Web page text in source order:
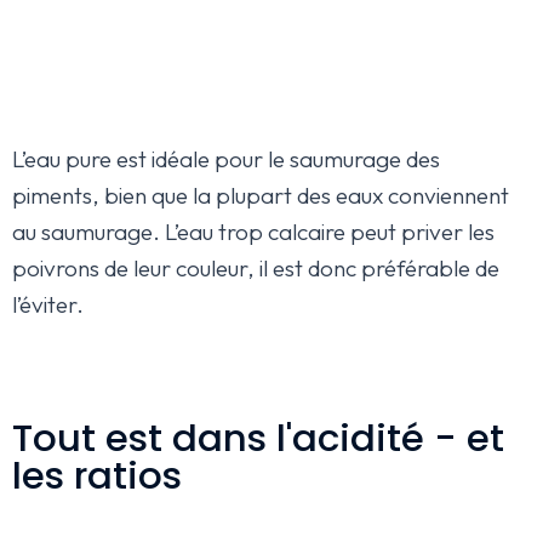
L’eau pure est idéale pour le saumurage des
piments, bien que la plupart des eaux conviennent
au saumurage. L’eau trop calcaire peut priver les
poivrons de leur couleur, il est donc préférable de
l’éviter.
Tout est dans l'acidité - et
les ratios